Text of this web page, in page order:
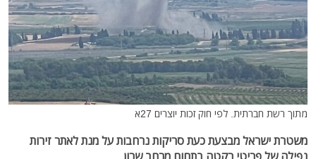
מתוך רשת חברתית. לפי חוק זכות יוצרים 27א
משטרת ישראל מבצעת כעת סריקות נרחבות על מנת לאתר זירות